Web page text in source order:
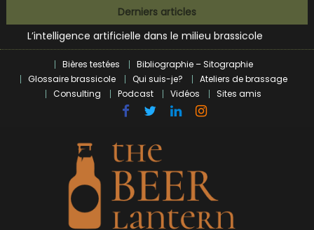
to
content
Derniers articles
L’intelligence artificielle dans le milieu brassicole
BrewDog racheté par Tilray pour une bouchée de pain ?
Bières et célébrités
Bières testées
Bibliographie – Sitographie
Glossaire brassicole
Qui suis-je?
Ateliers de brassage
Consulting
Podcast Vidéos Sites amis